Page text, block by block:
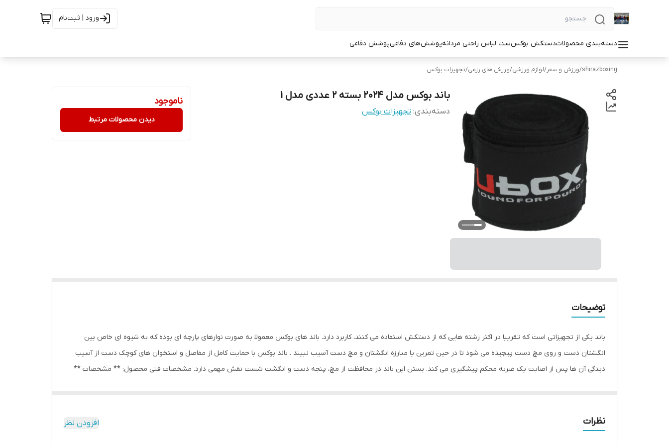
ورود | ثبت‌نام
دسته‌بندی محصولاتدستکش بوکسست لباس راحتی مردانهپوشش‌های دفاعیپوشش دفاعی
shirazboxing
/ورزش و سفر/لوازم ورزشی/ورزش های رزمی/تجهیزات بوکس
باند بوکس مدل 2024 بسته 2 عددی مدل 1
دسته‌بندی: تجهیزات بوکس
ناموجود
دیدن محصولات مرتبط
توضیحات
باند یکی از تجهیزاتی است که تقریبا در اکثر رشته هایی که از دستکش استفاده می کنند، کاربرد دارد. باند های بوکس معمولا به صورت نوارهای پارچه ای بوده که به شیوه ای خاص بین
انگشتان دست و روی مچ دست پیچیده می شود تا در حین تمرین یا مبارزه انگشتان و مچ دست آسیب نبیند . باند بوکس با حمایت کامل از مفاصل و استخوان های کوچک دست از آسیب
دیدگی آن ها پس از اصابت یک ضربه محکم پیشگیری می کند. بستن این باند در محافظت از مچ، پنجه دست و انگشت شست نقش مهمی دارد. مشخصات فنی محصول: ** مشخصات **
نظرات افزودن نظر